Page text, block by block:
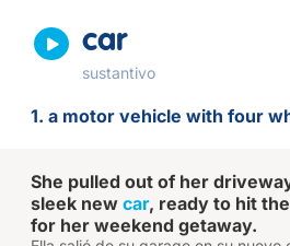
car
sustantivo
1. a motor vehicle with four
She pulled out of her
sleek new car, ready to hit
for her weekend getaway.